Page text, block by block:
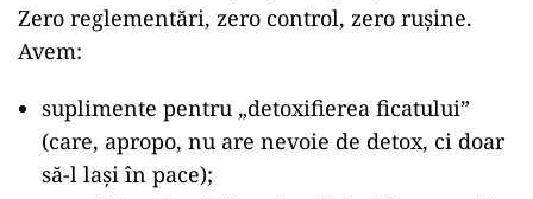
Zero reglementări, zero control, zero rușine.
Avem:
suplimente pentru „detoxifierea ficatului”
(care, apropo, nu are nevoie de detox, ci doar
să-l lași în pace);